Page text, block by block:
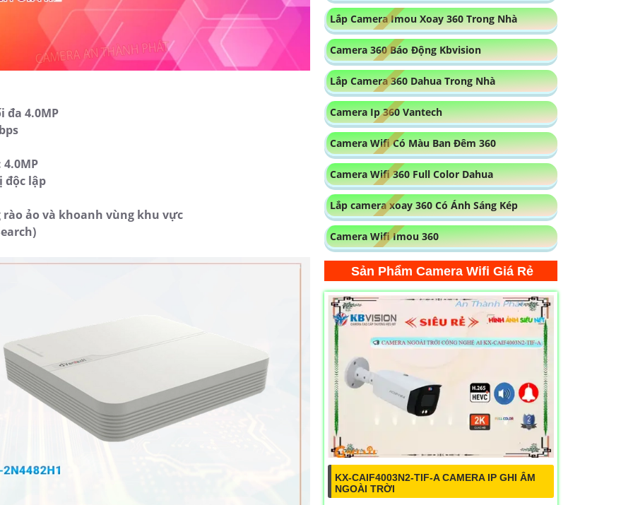
đa 4.0MP
độc lập
ảo và khoanh vùng khu vực
Lắp Camera Imou Xoay 360 Trong Nhà
Camera 360 Báo Động Kbvision
Lắp Camera 360 Dahua Trong Nhà
Camera Ip 360 Vantech
Camera Wifi Có Màu Ban Đêm 360
Camera Wifi 360 Full Color Dahua
Lắp camera xoay 360 Có Ánh Sáng Kép
Camera Wifi Imou 360
Sản Phẩm Camera Wifi Giá Rẻ
KX-CAIF4003N2-TIF-A CAMERA IP GHI ÂM
NGOÀI TRỜI